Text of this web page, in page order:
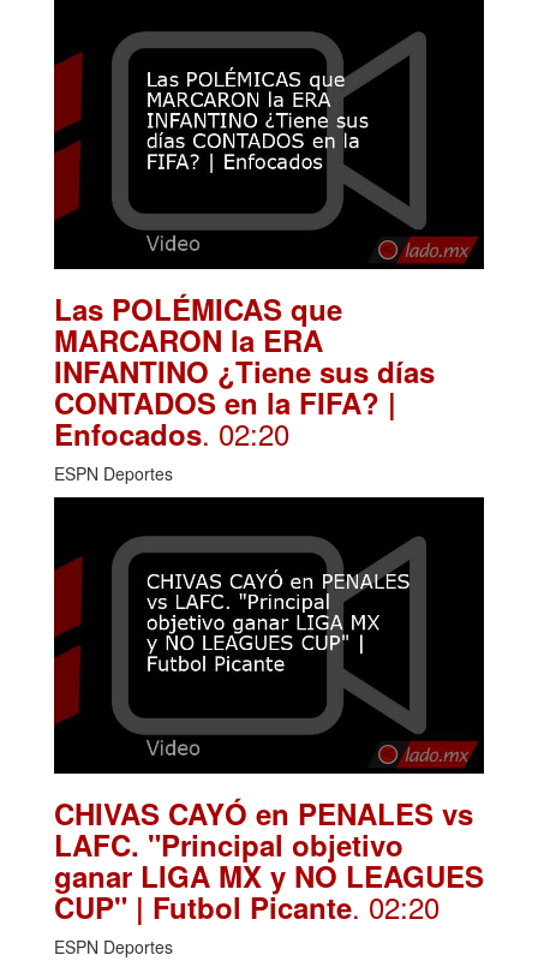
Las POLÉMICAS que
MARCARON la ERA
INFANTINO ¿Tiene sus días
CONTADOS en la FIFA? |
Enfocados. 02:20
ESPN Deportes
CHIVAS CAYÓ en PENALES vs
LAFC. "Principal objetivo
ganar LIGA MX y NO LEAGUES
CUP" | Futbol Picante. 02:20
ESPN Deportes